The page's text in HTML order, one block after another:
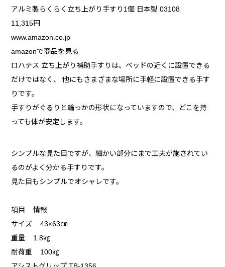
アルミ製らくらく立ち上がり手すり1個 日本製 03108
11,315円
www.amazon.co.jp
amazonで商品を見る
ロハテス 立ち上がり補助手すりは、ベッドの近くに設置できる
だけではなく、 他にもさまざまな場所に手軽に設置できる手す
りです。
手すりがぐるりと輪っかの形状になっていますので、どこを持
っても体が安定します。
シンプルな見た目ですが、細かい部分にまで工夫が施されてい
るのがよく分かる手すりです。
見た目もシンプルでオシャレです。
項目 情報
サイズ 43×63㎝
重量 1.8㎏
耐荷重 100㎏